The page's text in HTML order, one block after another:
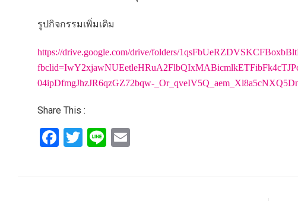
รูปกิจกรรมเพิ่มเติม
https://drive.google.com/drive/folders/
04ipDfmgJhzJR6qzGZ72bqw-
Share This :
Facebook
Twitter
Line